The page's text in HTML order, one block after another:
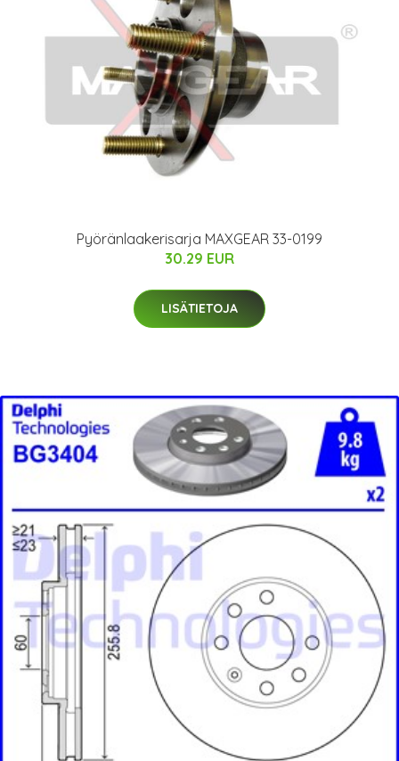
Pyöränlaakerisarja MAXGEAR 33-0199
30.29 EUR
LISÄTIETOJA